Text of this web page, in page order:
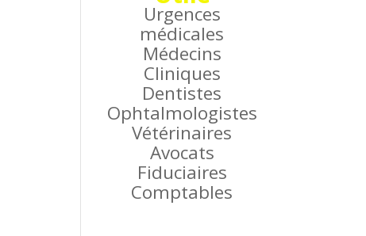
Urgences
médicales
Médecins
Cliniques
Dentistes
Ophtalmologistes
Vétérinaires
Avocats
Fiduciaires
Comptables